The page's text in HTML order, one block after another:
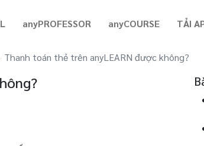
anyPROFESSOR anyCOURSE TẢI
Thanh toán thẻ trên anyLEARN được không?